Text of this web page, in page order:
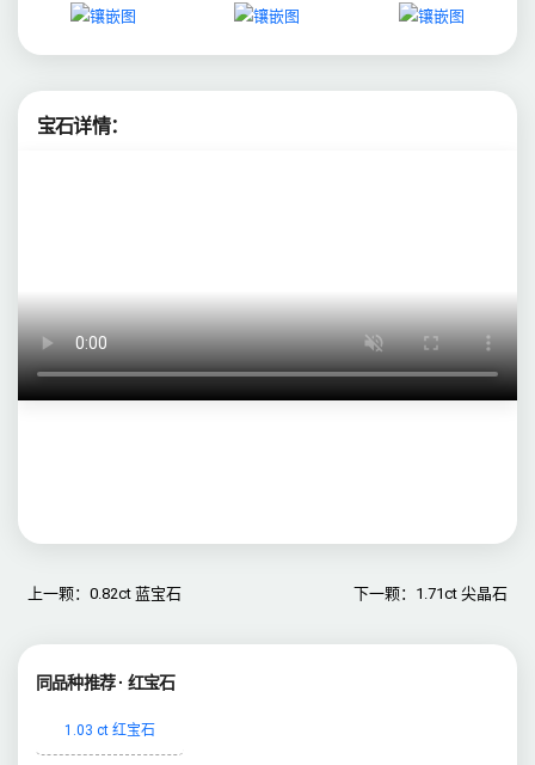
宝石详情：
上一颗：0.82ct 蓝宝石 下一颗：1.71ct 尖晶石
同品种推荐 · 红宝石
1.03 ct 红宝石